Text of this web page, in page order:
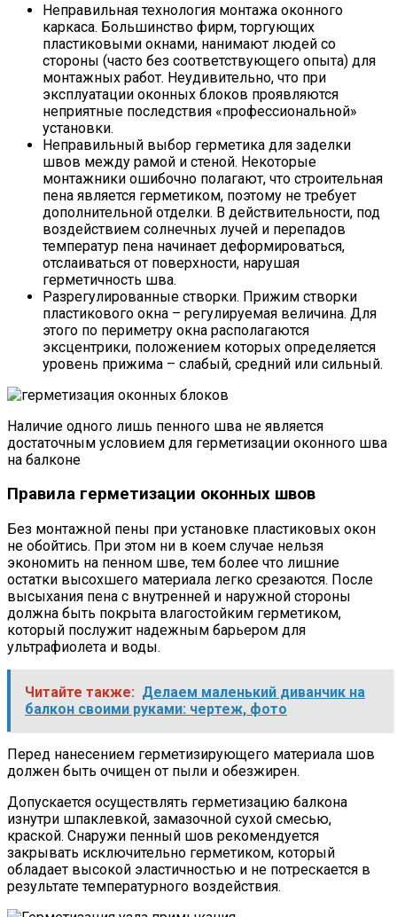
Неправильная технология монтажа оконного
каркаса. Большинство фирм, торгующих
пластиковыми окнами, нанимают людей со
стороны (часто без соответствующего опыта) для
монтажных работ. Неудивительно, что при
эксплуатации оконных блоков проявляются
неприятные последствия «профессиональной»
установки.
Неправильный выбор герметика для заделки
швов между рамой и стеной. Некоторые
монтажники ошибочно полагают, что строительная
пена является герметиком, поэтому не требует
дополнительной отделки. В действительности, под
воздействием солнечных лучей и перепадов
температур пена начинает деформироваться,
отслаиваться от поверхности, нарушая
герметичность шва.
Разрегулированные створки. Прижим створки
пластикового окна – регулируемая величина. Для
этого по периметру окна располагаются
эксцентрики, положением которых определяется
уровень прижима – слабый, средний или сильный.
Наличие одного лишь пенного шва не является
достаточным условием для герметизации оконного шва
на балконе
Правила герметизации оконных швов
Без монтажной пены при установке пластиковых окон
не обойтись. При этом ни в коем случае нельзя
экономить на пенном шве, тем более что лишние
остатки высохшего материала легко срезаются. После
высыхания пена с внутренней и наружной стороны
должна быть покрыта влагостойким герметиком,
который послужит надежным барьером для
ультрафиолета и воды.
Читайте также: Делаем маленький диванчик на
балкон своими руками: чертеж, фото
Перед нанесением герметизирующего материала шов
должен быть очищен от пыли и обезжирен.
Допускается осуществлять герметизацию балкона
изнутри шпаклевкой, замазочной сухой смесью,
краской. Снаружи пенный шов рекомендуется
закрывать исключительно герметиком, который
обладает высокой эластичностью и не потрескается в
результате температурного воздействия.